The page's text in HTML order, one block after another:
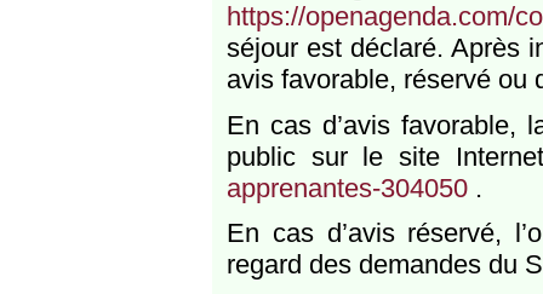
https://openagenda.com/
séjour est déclaré. Après
avis favorable, réservé ou
En cas d’avis favorable,
public sur le site
apprenantes-304050.
En cas d’avis réservé,
regard des demandes du